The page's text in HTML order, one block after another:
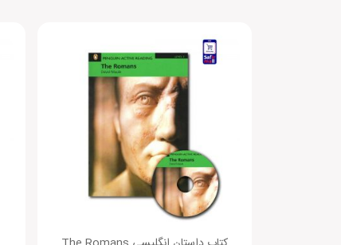
هنوز بررسی‌ای ثبت نشده است.
متن دیدگاه: